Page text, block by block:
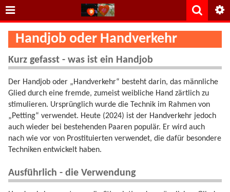
Handjob oder Handverkehr
Kurz gefasst - was ist ein Handjob
Der Handjob oder „Handverkehr“ besteht darin, das männliche
Glied durch eine fremde, zumeist weibliche Hand zärtlich zu
stimulieren. Ursprünglich wurde die Technik im Rahmen von
„Petting“ verwendet. Heute (2024) ist der Handverkehr jedoch
auch wieder bei bestehenden Paaren populär. Er wird auch
nach wie vor von Prostituierten verwendet, die dafür besondere
Techniken entwickelt haben.
Ausführlich - die Verwendung